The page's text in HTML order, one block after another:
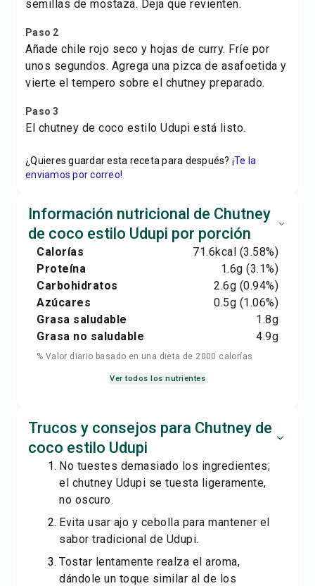
semillas de mostaza. Deja que revienten.
Paso 2
Añade chile rojo seco y hojas de curry. Fríe por
unos segundos. Agrega una pizca de asafoetida y
vierte el tempero sobre el chutney preparado.
Paso 3
El chutney de coco estilo Udupi está listo.
¿Quieres guardar esta receta para después? ¡Te la
enviamos por correo!
Información nutricional de Chutney
de coco estilo Udupi por porción
Calorías 71.6kcal (3.58%)
Proteína
1.6g (3.1%)
Carbohidratos
2.6g (0.94%)
Azúcares
0.5g (1.06%)
Grasa saludable
1.8g
Grasa no saludable
4.9g
% Valor diario basado en una dieta de 2000 calorías
Ver todos los nutrientes
Trucos y consejos para Chutney de
coco estilo Udupi
No tuestes demasiado los ingredientes;
el chutney Udupi se tuesta ligeramente,
no oscuro.
Evita usar ajo y cebolla para mantener el
sabor tradicional de Udupi.
Tostar lentamente realza el aroma,
dándole un toque similar al de los